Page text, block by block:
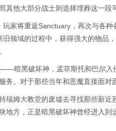
其他大部分战士则选择埋葬这一段
家将重返Sanctuary，再次与各
领域的过程中，获得强大的物品
暗黑破坏神，孟菲斯托和巴尔入
务。对于那些当年和恶魔直接面对
瑞姆大教堂的废墟去寻找那些新
地方，正是暗黑破坏神曾经进入到